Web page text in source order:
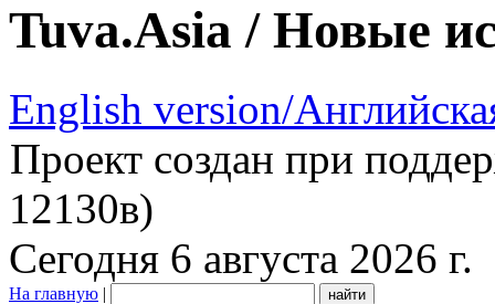
Tuva.Asia / Новые
English version/
Проект создан при
12130в)
Сегодня 6 августа 2026 г.
На главную |